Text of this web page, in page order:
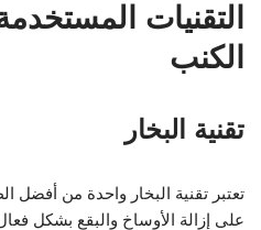
التقنيات
الكنب
تقنية البخار
تعتبر تقنية البخار واحدة من
على إزالة الأوساخ والبقع بشكل